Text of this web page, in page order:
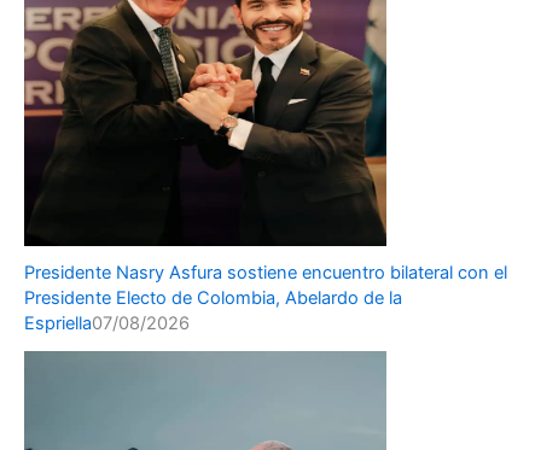
Presidente Nasry Asfura sostiene encuentro bilateral con el
Presidente Electo de Colombia, Abelardo de la
Espriella07/08/2026